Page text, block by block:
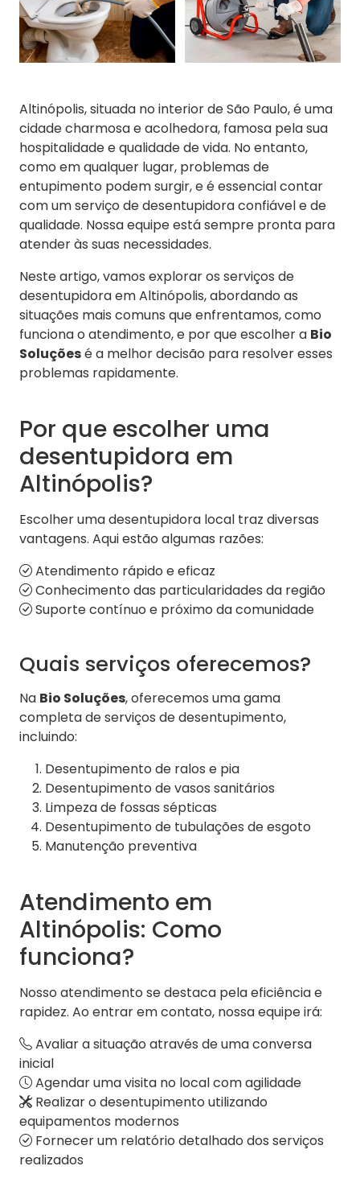
Altinópolis, situada no interior de São Paulo, é uma
cidade charmosa e acolhedora, famosa pela sua
hospitalidade e qualidade de vida. No entanto,
como em qualquer lugar, problemas de
entupimento podem surgir, e é essencial contar
com um serviço de desentupidora confiável e de
qualidade. Nossa equipe está sempre pronta para
atender às suas necessidades.
Neste artigo, vamos explorar os serviços de
desentupidora em Altinópolis, abordando as
situações mais comuns que enfrentamos, como
funciona o atendimento, e por que escolher a Bio
Soluçõesé a melhor decisão para resolver esses
problemas rapidamente.
Por que escolher uma
desentupidora em
Altinópolis?
Escolher uma desentupidora local traz diversas
vantagens. Aqui estão algumas razões:
Atendimento rápido e eficaz
Conhecimento das particularidades da região
Suporte contínuo e próximo da comunidade
Quais serviços oferecemos?
Na Bio Soluções, oferecemos uma gama
completa de serviços de desentupimento,
incluindo:
Desentupimento de ralos e pia
Desentupimento de vasos sanitários
Limpeza de fossas sépticas
Desentupimento de tubulações de esgoto
Manutenção preventiva
Atendimento em
Altinópolis: Como
funciona?
Nosso atendimento se destaca pela eficiência e
rapidez. Ao entrar em contato, nossa equipe irá:
Avaliar a situação através de uma conversa
inicial
Agendar uma visita no local com agilidade
Realizar o desentupimento utilizando
equipamentos modernos
Fornecer um relatório detalhado dos serviços
realizados